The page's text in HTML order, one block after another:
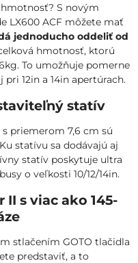
S novým
LX600 ACF môžete mať
jednoducho oddeliť od
hmotnosť, ktorú
To umožňuje pomerne
12in a 14in apertúrach.
statív
priemerom 7,6 cm sú
statívu sa dodávajú aj
statív poskytuje ultra
o veľkosti 10/12/14in.
s viac ako 145-
stlačením GOTO tlačidla
predstaviť, a to